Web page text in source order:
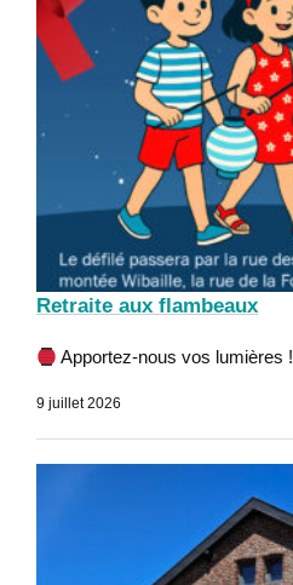
Retraite aux flambeaux
Apportez-nous vos lumières !
9 juillet 2026